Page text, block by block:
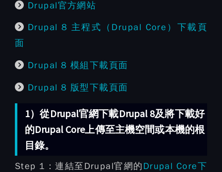
Drupal官方網站
Drupal 8 主程式（Drupal Core）下載頁
面
Drupal 8 模組下載頁面
Drupal 8 版型下載頁面
1）從Drupal官網下載Drupal 8及將下載好
的Drupal Core上傳至主機空間或本機的根
目錄。
Step 1：連結至Drupal官網的Drupal Core下